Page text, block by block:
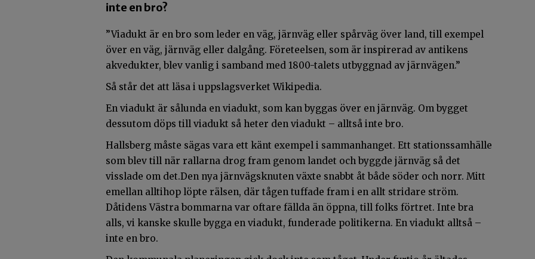
inte en bro?
”Viadukt är en bro som leder en väg, järnväg eller spårväg över land, till exempel
över en väg, järnväg eller dalgång. Företeelsen, som är inspirerad av antikens
akvedukter, blev vanlig i samband med 1800-talets utbyggnad av järnvägen.”
Så står det att läsa i uppslagsverket Wikipedia.
En viadukt är sålunda en viadukt, som kan byggas över en järnväg. Om bygget
dessutom döps till viadukt så heter den viadukt – alltså inte bro.
Hallsberg måste sägas vara ett känt exempel i sammanhanget. Ett stationssamhälle
som blev till när rallarna drog fram genom landet och byggde järnväg så det
visslade om det.Den nya järnvägsknuten växte snabbt åt både söder och norr. Mitt
emellan alltihop löpte rälsen, där tågen tuffade fram i en allt stridare ström.
Dåtidens Västra bommarna var oftare fällda än öppna, till folks förtret. Inte bra
alls, vi kanske skulle bygga en viadukt, funderade politikerna. En viadukt alltså –
inte en bro.